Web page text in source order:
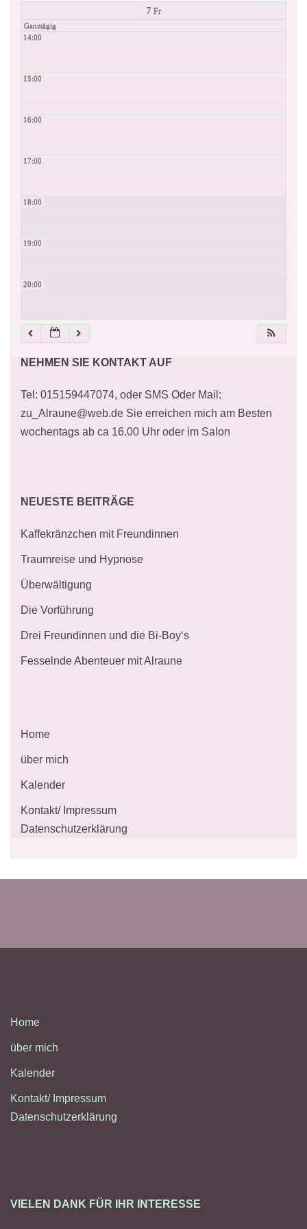
7 Fr
Ganztägig
14:00
15:00
16:00
17:00
18:00
19:00
20:00
21:00
22:00
23:00
NEHMEN SIE KONTAKT AUF
Tel: 015159447074, oder SMS Oder Mail:
zu_Alraune@web.de Sie erreichen mich am Besten
wochentags ab ca 16.00 Uhr oder im Salon
NEUESTE BEITRÄGE
Kaffekränzchen mit Freundinnen
Traumreise und Hypnose
Überwältigung
Die Vorführung
Drei Freundinnen und die Bi-Boy‘s
Fesselnde Abenteuer mit Alraune
Home
über mich
Kalender
Kontakt/ Impressum
Datenschutzerklärung
Home
über mich
Kalender
Kontakt/ Impressum
Datenschutzerklärung
VIELEN DANK FÜR IHR INTERESSE